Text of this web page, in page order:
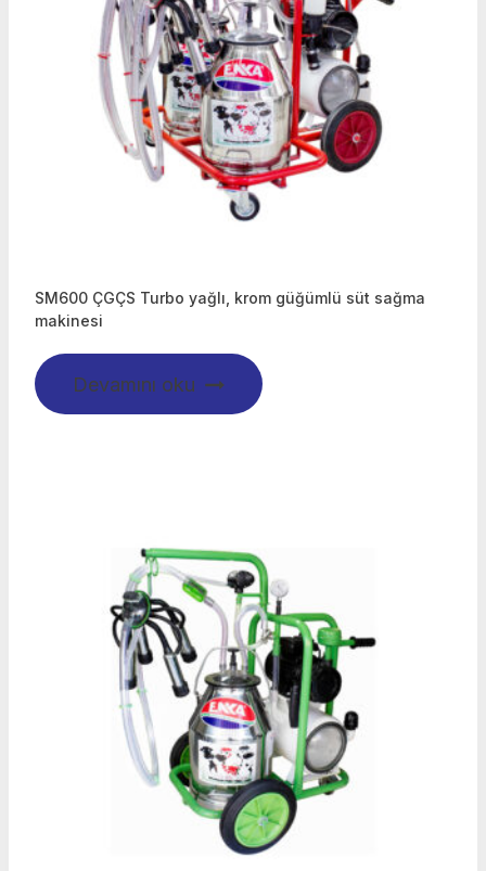
SM600 ÇGÇS Turbo yağlı, krom güğümlü süt sağma
makinesi
Devamını oku